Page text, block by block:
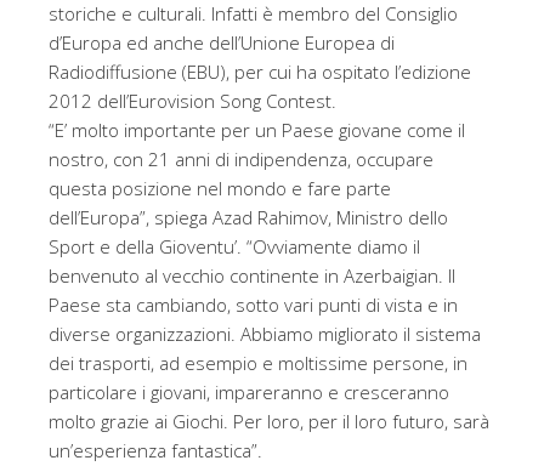
storiche e culturali. Infatti è membro del Consiglio
d’Europa ed anche dell’Unione Europea di
Radiodiffusione (EBU), per cui ha ospitato l’edizione
2012 dell’Eurovision Song Contest.
“E’ molto importante per un Paese giovane come il
nostro, con 21 anni di indipendenza, occupare
questa posizione nel mondo e fare parte
dell’Europa”, spiega Azad Rahimov, Ministro dello
Sport e della Gioventu’. “Ovviamente diamo il
benvenuto al vecchio continente in Azerbaigian. Il
Paese sta cambiando, sotto vari punti di vista e in
diverse organizzazioni. Abbiamo migliorato il sistema
dei trasporti, ad esempio e moltissime persone, in
particolare i giovani, impareranno e cresceranno
molto grazie ai Giochi. Per loro, per il loro futuro, sarà
un’esperienza fantastica”.